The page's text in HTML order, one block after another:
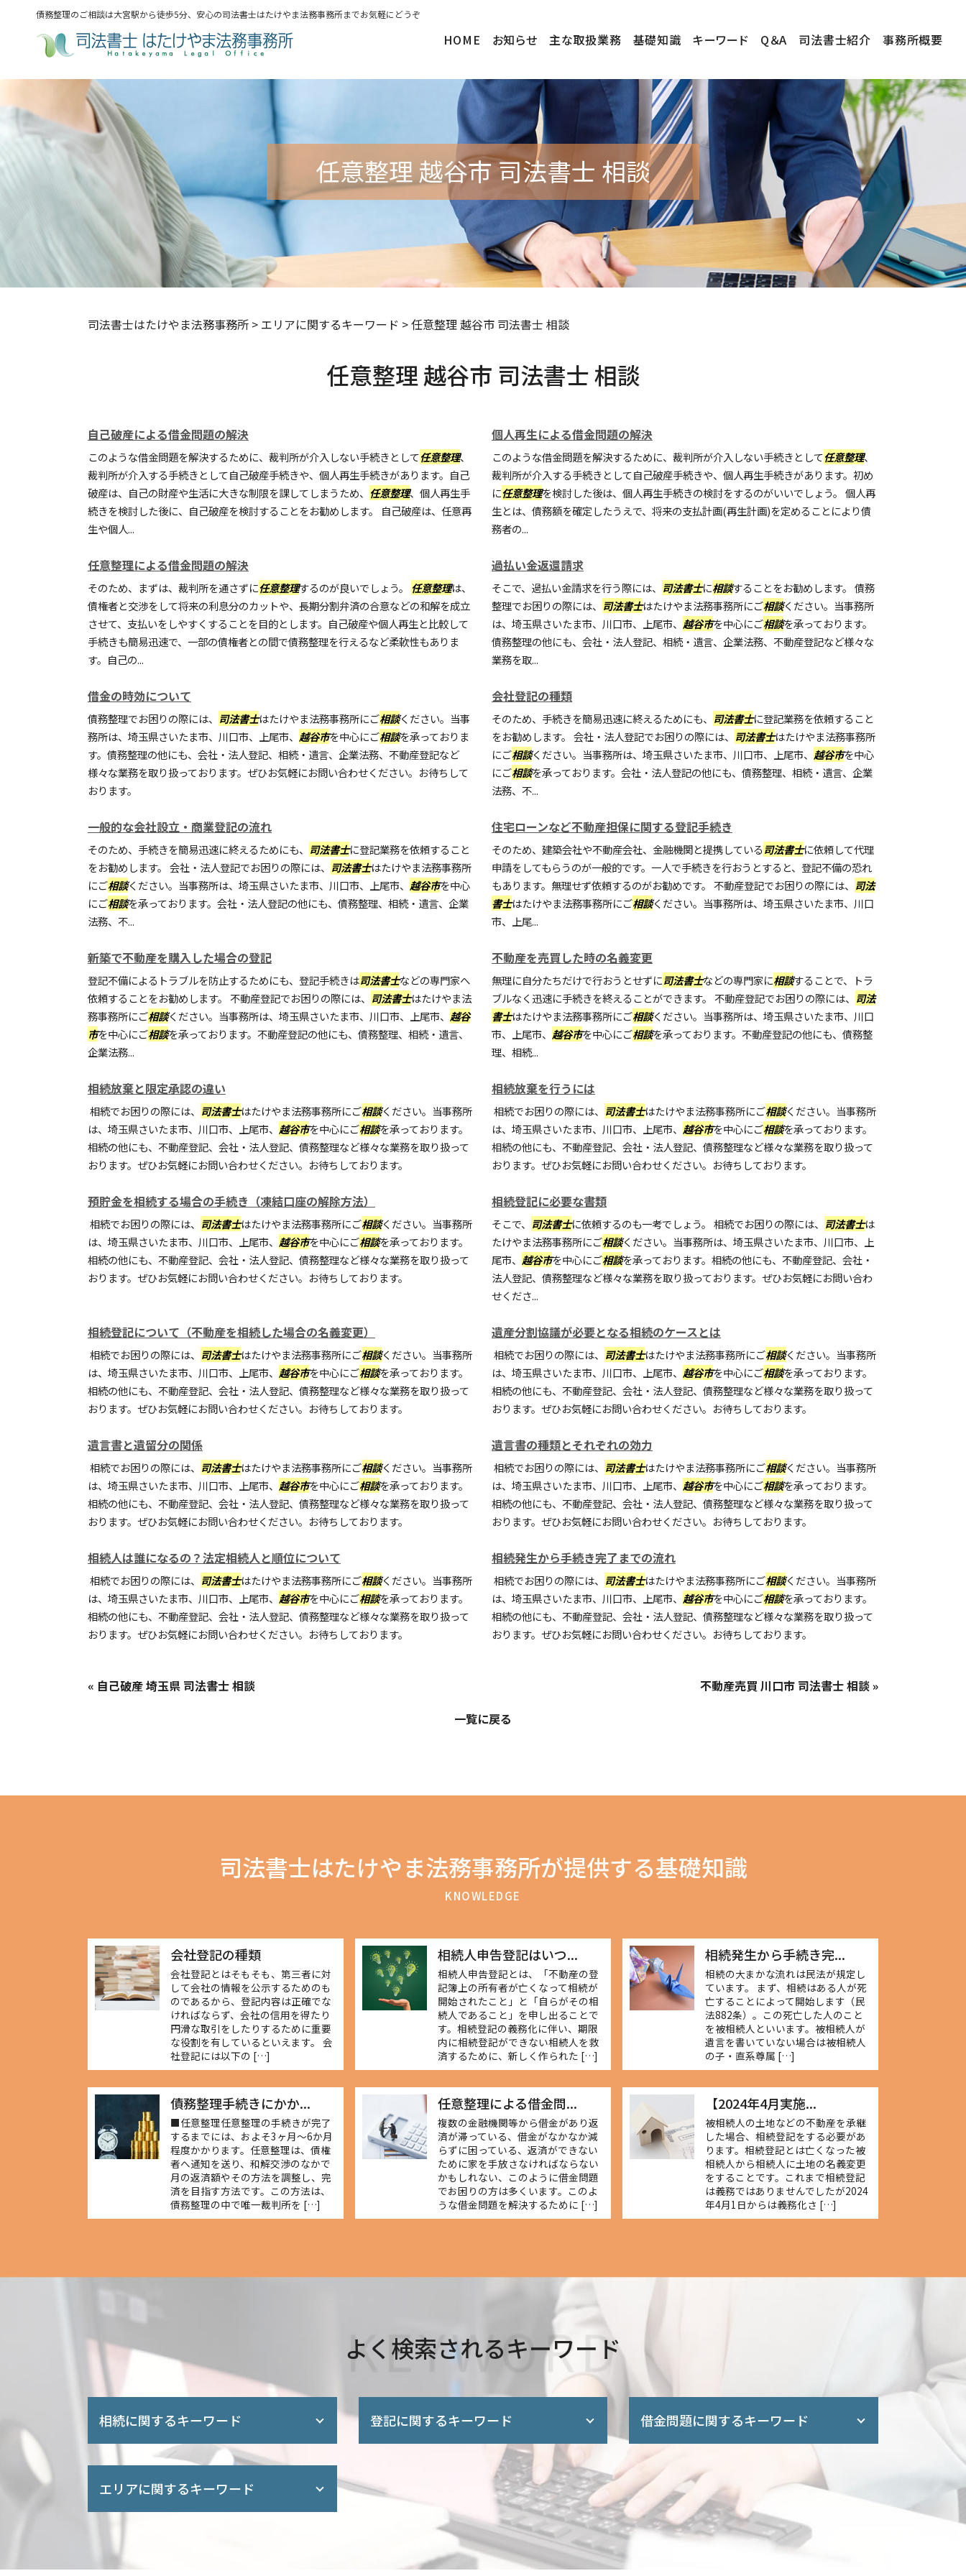
債務整理のご相談は大宮駅から徒歩5分、安心の司法書士はたけやま法務事務所までお気軽にどうぞ
HOME お知らせ 主な取扱業務 基礎知識 キーワード Q＆A 司法書士紹介 事務所概要
任意整理 越谷市 司法書士 相談
司法書士はたけやま法務事務所 > エリアに関するキーワード >任意整理 越谷市 司法書士 相談
任意整理 越谷市 司法書士 相談
自己破産による借金問題の解決
このような借金問題を解決するために、裁判所が介入しない手続きとして任意整理、
裁判所が介入する手続きとして自己破産手続きや、個人再生手続きがあります。自己
破産は、自己の財産や生活に大きな制限を課してしまうため、 任意整理、個人再生手
続きを検討した後に、自己破産を検討することをお勧めします。 自己破産は、任意再
生や個人...
個人再生による借金問題の解決
このような借金問題を解決するために、裁判所が介入しない手続きとして任意整理、
裁判所が介入する手続きとして自己破産手続きや、個人再生手続きがあります。初め
に任意整理を検討した後は、個人再生手続きの検討をするのがいいでしょう。 個人再
生とは、債務額を確定したうえで、将来の支払計画(再生計画)を定めることにより債
務者の...
任意整理による借金問題の解決
そのため、まずは、裁判所を通さずに任意整理するのが良いでしょう。 任意整理は、
債権者と交渉をして将来の利息分のカットや、長期分割弁済の合意などの和解を成立
させて、支払いをしやすくすることを目的とします。自己破産や個人再生と比較して
手続きも簡易迅速で、一部の債権者との間で債務整理を行えるなど柔軟性もありま
す。自己の...
過払い金返還請求
そこで、過払い金請求を行う際には、 司法書士に相談することをお勧めします。 債務
整理でお困りの際には、 司法書士はたけやま法務事務所にご相談ください。当事務所
は、埼玉県さいたま市、川口市、上尾市、 越谷市を中心にご相談を承っております。
債務整理の他にも、会社・法人登記、相続・遺言、企業法務、不動産登記など様々な
業務を取...
借金の時効について
債務整理でお困りの際には、 司法書士はたけやま法務事務所にご相談ください。当事
務所は、埼玉県さいたま市、川口市、上尾市、 越谷市を中心にご相談を承っておりま
す。債務整理の他にも、会社・法人登記、相続・遺言、企業法務、不動産登記など
様々な業務を取り扱っております。ぜひお気軽にお問い合わせください。お待ちして
おります。
会社登記の種類
そのため、手続きを簡易迅速に終えるためにも、 司法書士に登記業務を依頼すること
をお勧めします。 会社・法人登記でお困りの際には、 司法書士はたけやま法務事務所
にご相談ください。当事務所は、埼玉県さいたま市、川口市、上尾市、 越谷市を中心
にご相談を承っております。会社・法人登記の他にも、債務整理、相続・遺言、企業
法務、不...
一般的な会社設立・商業登記の流れ
そのため、手続きを簡易迅速に終えるためにも、 司法書士に登記業務を依頼すること
をお勧めします。 会社・法人登記でお困りの際には、 司法書士はたけやま法務事務所
にご相談ください。当事務所は、埼玉県さいたま市、川口市、上尾市、 越谷市を中心
にご相談を承っております。会社・法人登記の他にも、債務整理、相続・遺言、企業
法務、不...
住宅ローンなど不動産担保に関する登記手続き
そのため、建築会社や不動産会社、金融機関と提携している司法書士に依頼して代理
申請をしてもらうのが一般的です。一人で手続きを行おうとすると、登記不備の恐れ
もあります。無理せず依頼するのがお勧めです。 不動産登記でお困りの際には、 司法
書士はたけやま法務事務所にご相談ください。当事務所は、埼玉県さいたま市、川口
市、上尾...
新築で不動産を購入した場合の登記
登記不備によるトラブルを防止するためにも、登記手続きは司法書士などの専門家へ
依頼することをお勧めします。 不動産登記でお困りの際には、 司法書士はたけやま法
務事務所にご相談ください。当事務所は、埼玉県さいたま市、川口市、上尾市、 越谷
市を中心にご相談を承っております。不動産登記の他にも、債務整理、相続・遺言、
企業法務...
不動産を売買した時の名義変更
無理に自分たちだけで行おうとせずに司法書士などの専門家に相談することで、トラ
ブルなく迅速に手続きを終えることができます。 不動産登記でお困りの際には、 司法
書士はたけやま法務事務所にご相談ください。当事務所は、埼玉県さいたま市、川口
市、上尾市、 越谷市を中心にご相談を承っております。不動産登記の他にも、債務整
理、相続...
相続放棄と限定承認の違い
相続でお困りの際には、 司法書士はたけやま法務事務所にご相談ください。当事務所
は、埼玉県さいたま市、川口市、上尾市、 越谷市を中心にご相談を承っております。
相続の他にも、不動産登記、会社・法人登記、債務整理など様々な業務を取り扱って
おります。ぜひお気軽にお問い合わせください。お待ちしております。
相続放棄を行うには
相続でお困りの際には、 司法書士はたけやま法務事務所にご相談ください。当事務所
は、埼玉県さいたま市、川口市、上尾市、 越谷市を中心にご相談を承っております。
相続の他にも、不動産登記、会社・法人登記、債務整理など様々な業務を取り扱って
おります。ぜひお気軽にお問い合わせください。お待ちしております。
預貯金を相続する場合の手続き（凍結口座の解除方法）
相続でお困りの際には、 司法書士はたけやま法務事務所にご相談ください。当事務所
は、埼玉県さいたま市、川口市、上尾市、 越谷市を中心にご相談を承っております。
相続の他にも、不動産登記、会社・法人登記、債務整理など様々な業務を取り扱って
おります。ぜひお気軽にお問い合わせください。お待ちしております。
相続登記に必要な書類
そこで、 司法書士に依頼するのも一考でしょう。 相続でお困りの際には、 司法書士は
たけやま法務事務所にご相談ください。当事務所は、埼玉県さいたま市、川口市、上
尾市、 越谷市を中心にご相談を承っております。相続の他にも、不動産登記、会社・
法人登記、債務整理など様々な業務を取り扱っております。ぜひお気軽にお問い合わ
せくださ...
相続登記について（不動産を相続した場合の名義変更）
相続でお困りの際には、 司法書士はたけやま法務事務所にご相談ください。当事務所
は、埼玉県さいたま市、川口市、上尾市、 越谷市を中心にご相談を承っております。
相続の他にも、不動産登記、会社・法人登記、債務整理など様々な業務を取り扱って
おります。ぜひお気軽にお問い合わせください。お待ちしております。
遺産分割協議が必要となる相続のケースとは
相続でお困りの際には、 司法書士はたけやま法務事務所にご相談ください。当事務所
は、埼玉県さいたま市、川口市、上尾市、 越谷市を中心にご相談を承っております。
相続の他にも、不動産登記、会社・法人登記、債務整理など様々な業務を取り扱って
おります。ぜひお気軽にお問い合わせください。お待ちしております。
遺言書と遺留分の関係
相続でお困りの際には、 司法書士はたけやま法務事務所にご相談ください。当事務所
は、埼玉県さいたま市、川口市、上尾市、 越谷市を中心にご相談を承っております。
相続の他にも、不動産登記、会社・法人登記、債務整理など様々な業務を取り扱って
おります。ぜひお気軽にお問い合わせください。お待ちしております。
遺言書の種類とそれぞれの効力
相続でお困りの際には、 司法書士はたけやま法務事務所にご相談ください。当事務所
は、埼玉県さいたま市、川口市、上尾市、 越谷市を中心にご相談を承っております。
相続の他にも、不動産登記、会社・法人登記、債務整理など様々な業務を取り扱って
おります。ぜひお気軽にお問い合わせください。お待ちしております。
相続人は誰になるの？法定相続人と順位について
相続でお困りの際には、 司法書士はたけやま法務事務所にご相談ください。当事務所
は、埼玉県さいたま市、川口市、上尾市、 越谷市を中心にご相談を承っております。
相続の他にも、不動産登記、会社・法人登記、債務整理など様々な業務を取り扱って
おります。ぜひお気軽にお問い合わせください。お待ちしております。
相続発生から手続き完了までの流れ
相続でお困りの際には、 司法書士はたけやま法務事務所にご相談ください。当事務所
は、埼玉県さいたま市、川口市、上尾市、 越谷市を中心にご相談を承っております。
相続の他にも、不動産登記、会社・法人登記、債務整理など様々な業務を取り扱って
おります。ぜひお気軽にお問い合わせください。お待ちしております。
« 自己破産 埼玉県 司法書士 相談
不動産売買 川口市 司法書士 相談 »
一覧に戻る
司法書士はたけやま法務事務所が提供する基礎知識
KNOWLEDGE
会社登記の種類
会社登記とはそもそも、第三者に対
して会社の情報を公示するためのも
のであるから、登記内容は正確でな
ければならず、会社の信用を得たり
円滑な取引をしたりするために重要
な役割を有しているといえます。 会
社登記には以下の […]
相続人申告登記はいつ...
相続人申告登記とは、「不動産の登
記簿上の所有者が亡くなって相続が
開始されたこと」と「自らがその相
続人であること」を申し出ることで
す。相続登記の義務化に伴い、期限
内に相続登記ができない相続人を救
済するために、新しく作られた […]
相続発生から手続き完...
相続の大まかな流れは民法が規定し
ています。 まず、相続はある人が死
亡することによって開始します（民
法882条）。この死亡した人のこと
を被相続人といいます。被相続人が
遺言を書いていない場合は被相続人
の子・直系尊属 […]
債務整理手続きにかか...
■任意整理任意整理の手続きが完了
するまでには、およそ3ヶ月～6か月
程度かかります。任意整理は、債権
者へ通知を送り、和解交渉のなかで
月の返済額やその方法を調整し、完
済を目指す方法です。この方法は、
債務整理の中で唯一裁判所を […]
任意整理による借金問...
複数の金融機関等から借金があり返
済が滞っている、借金がなかなか減
らずに困っている、返済ができない
ために家を手放さなければならない
かもしれない、このように借金問題
でお困りの方は多くいます。このよ
うな借金問題を解決するために […]
【2024年4月実施...
被相続人の土地などの不動産を承継
した場合、相続登記をする必要があ
ります。相続登記とは亡くなった被
相続人から相続人に土地の名義変更
をすることです。これまで相続登記
は義務ではありませんでしたが2024
年4月1日からは義務化さ […]
よく検索されるキーワード
相続に関するキーワード
遺留分侵害額 請求
相続人 順位
相続 被相続人
限定承認 わかりやすく
登記に関するキーワード
法務局 商業登記
所有権 保存 登記
不動産 共有名義 死亡
住宅ローン 完済
不動産 登記簿
借金問題に関するキーワード
自己破産 任意整理 違い
借金 減らす 債務整理
借金 債務整理 期間
借金 消滅時効
特定調停 民事再生 違い
エリアに関するキーワード